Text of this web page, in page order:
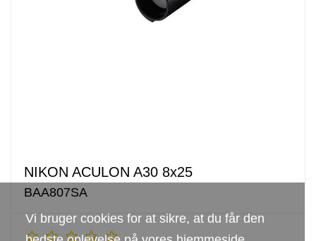
Vi bruger cookies for at sikre, at du får den
NIKON ACULON A30 8x25
BAA807SA